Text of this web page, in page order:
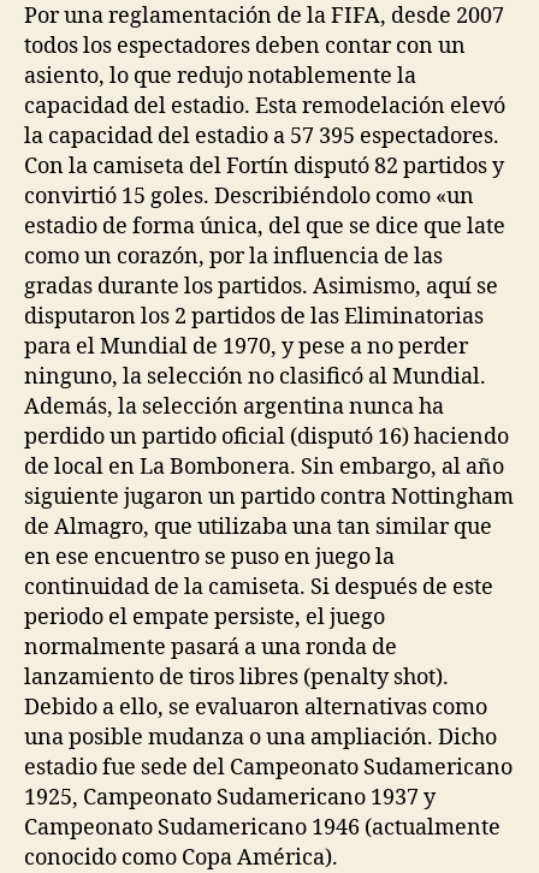
Por una reglamentación de la FIFA, desde 2007
todos los espectadores deben contar con un
asiento, lo que redujo notablemente la
capacidad del estadio. Esta remodelación elevó
la capacidad del estadio a 57 395 espectadores.
Con la camiseta del Fortín disputó 82 partidos y
convirtió 15 goles. Describiéndolo como «un
estadio de forma única, del que se dice que late
como un corazón, por la influencia de las
gradas durante los partidos. Asimismo, aquí se
disputaron los 2 partidos de las Eliminatorias
para el Mundial de 1970, y pese a no perder
ninguno, la selección no clasificó al Mundial.
Además, la selección argentina nunca ha
perdido un partido oficial (disputó 16) haciendo
de local en La Bombonera. Sin embargo, al año
siguiente jugaron un partido contra Nottingham
de Almagro, que utilizaba una tan similar que
en ese encuentro se puso en juego la
continuidad de la camiseta. Si después de este
periodo el empate persiste, el juego
normalmente pasará a una ronda de
lanzamiento de tiros libres (penalty shot).
Debido a ello, se evaluaron alternativas como
una posible mudanza o una ampliación. Dicho
estadio fue sede del Campeonato Sudamericano
1925, Campeonato Sudamericano 1937 y
Campeonato Sudamericano 1946 (actualmente
conocido como Copa América).